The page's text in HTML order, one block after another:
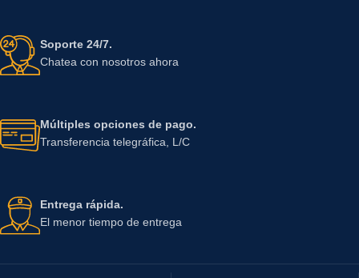
Soporte 24/7.
Chatea con nosotros ahora
Múltiples opciones de pago.
Transferencia telegráfica, L/C
Entrega rápida.
El menor tiempo de entrega